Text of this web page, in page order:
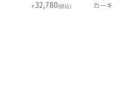
￥32,780(税込) カーキ